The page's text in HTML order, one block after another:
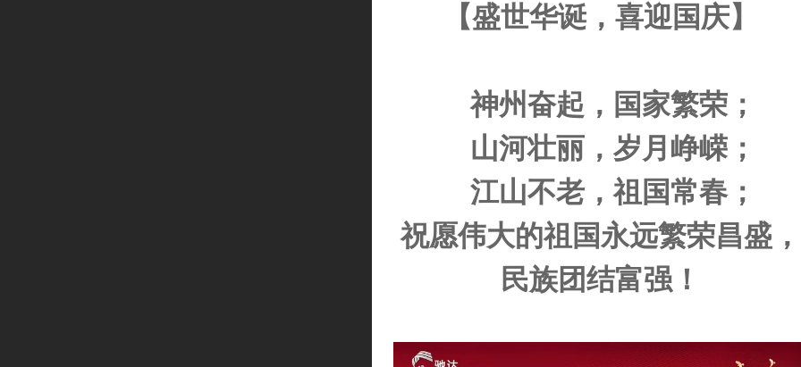
【盛世华诞，喜迎国庆】
神州奋起，国家繁荣；
山河壮丽，岁月峥嵘；
江山不老，祖国常春；
祝愿伟大的祖国永远繁荣昌盛，
民族团结富强！